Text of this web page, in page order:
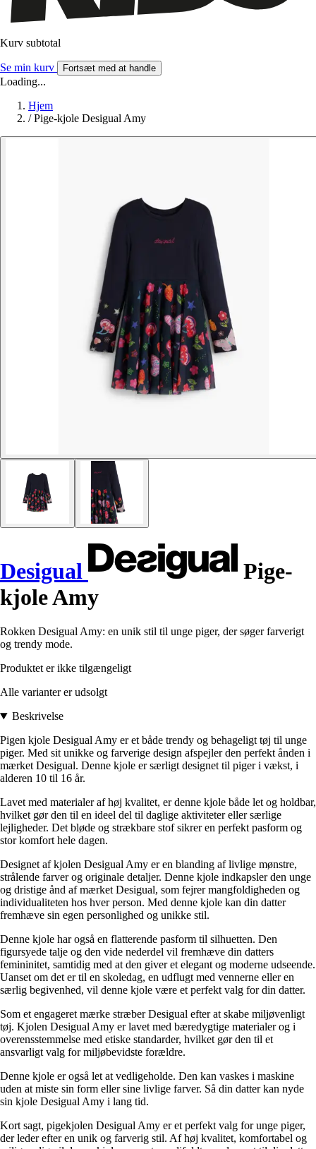
Kurv subtotal
Se min kurv Fortsæt med at handle
Loading...
Hjem
/ Pige-kjole Desigual Amy
Desigual
Pige-
kjole Amy
Rokken Desigual Amy: en unik stil til unge piger, der søger farverigt
og trendy mode.
Produktet er ikke tilgængeligt
Alle varianter er udsolgt
Beskrivelse
Pigen kjole Desigual Amy er et både trendy og behageligt tøj til unge
piger. Med sit unikke og farverige design afspejler den perfekt ånden i
mærket Desigual. Denne kjole er særligt designet til piger i vækst, i
alderen 10 til 16 år.
Lavet med materialer af høj kvalitet, er denne kjole både let og holdbar,
hvilket gør den til en ideel del til daglige aktiviteter eller særlige
lejligheder. Det bløde og strækbare stof sikrer en perfekt pasform og
stor komfort hele dagen.
Designet af kjolen Desigual Amy er en blanding af livlige mønstre,
strålende farver og originale detaljer. Denne kjole indkapsler den unge
og dristige ånd af mærket Desigual, som fejrer mangfoldigheden og
individualiteten hos hver person. Med denne kjole kan din datter
fremhæve sin egen personlighed og unikke stil.
Denne kjole har også en flatterende pasform til silhuetten. Den
figursyede talje og den vide nederdel vil fremhæve din datters
femininitet, samtidig med at den giver et elegant og moderne udseende.
Uanset om det er til en skoledag, en udflugt med vennerne eller en
særlig begivenhed, vil denne kjole være et perfekt valg for din datter.
Som et engageret mærke stræber Desigual efter at skabe miljøvenligt
tøj. Kjolen Desigual Amy er lavet med bæredygtige materialer og i
overensstemmelse med etiske standarder, hvilket gør den til et
ansvarligt valg for miljøbevidste forældre.
Denne kjole er også let at vedligeholde. Den kan vaskes i maskine
uden at miste sin form eller sine livlige farver. Så din datter kan nyde
sin kjole Desigual Amy i lang tid.
Kort sagt, pigekjolen Desigual Amy er et perfekt valg for unge piger,
der leder efter en unik og farverig stil. Af høj kvalitet, komfortabel og